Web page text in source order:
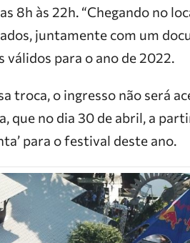
8h às 22h. “Chegando no
juntamente com um
válidos para o ano de 2022.
troca, o ingresso não será
que no dia 30 de abril, a
para o festival deste ano.